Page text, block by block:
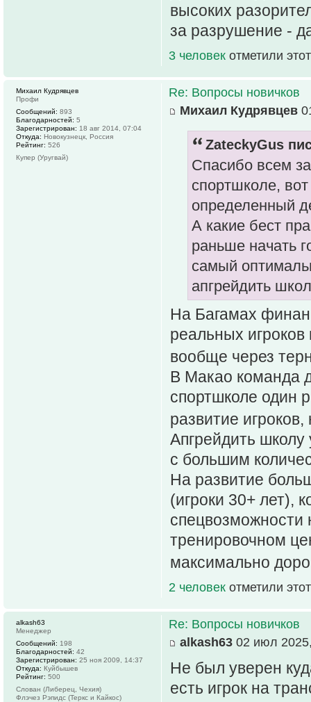
высоких
за разрушение -
3 человек отметили
Re: Вопросы новичков
Михаил Кудрявцев
ZateckyGus
Спасибо всем
спортшколе,
определенный
А какие бест
раньше начать
самый
апгрейдить
На Багамах
реальных
вообще через
В Макао команда
спортшколе один
развитие
Апгрейдить
с большим
На развитие
(игроки 30+ лет),
спецвозможности
тренировочном
максимально
2 человек отметили
Михаил Кудрявцев
Профи
Сообщений: 893
Благодарностей: 5
Зарегистрирован: 18 авг 2014, 07:04
Откуда: Новокузнецк, Россия
Рейтинг: 526
Купер (Уругвай)
Re: Вопросы новичков
alkash63 02 июл
Не был уверен
есть игрок на
alkash63
Менеджер
Сообщений: 198
Благодарностей: 42
Зарегистрирован: 25 ноя 2009, 14:37
Откуда: Куйбышев
Рейтинг: 500
Слован (Либерец, Чехия)
Флэчез Рэпидс (Теркс и Кайкос)